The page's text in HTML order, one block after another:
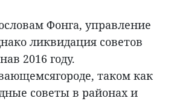
Фонга, управление
ликвидация советов
2016 году.
таком как
советы в районах и